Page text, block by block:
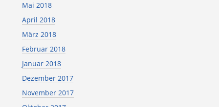
Mai 2018
April 2018
März 2018
Februar 2018
Januar 2018
Dezember 2017
November 2017